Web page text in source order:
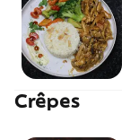
Crêpes